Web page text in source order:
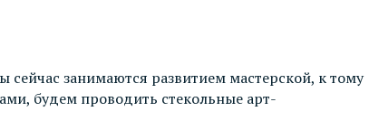
занимаются развитием мастерской, к тому
будем проводить стекольные арт-